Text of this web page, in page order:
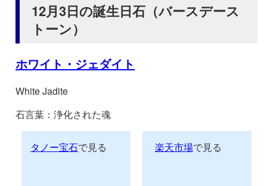
12月3日の誕生日石（バースデース
トーン）
ホワイト・ジェダイト
White Jadite
石言葉：浄化された魂
タノー宝石で見る 楽天市場で見る